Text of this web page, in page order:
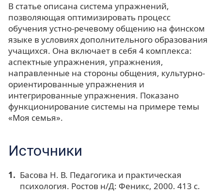
В статье описана система упражнений,
позволяющая оптимизировать процесс
обучения устно-речевому общению на финском
языке в условиях дополнительного образования
учащихся. Она включает в себя 4 комплекса:
аспектные упражнения, упражнения,
направленные на стороны общения, культурно-
ориентированные упражнения и
интегрированные упражнения. Показано
функционирование системы на примере темы
«Моя семья».
Источники
Басова Н. В. Педагогика и практическая
психология. Ростов н/Д: Феникс, 2000. 413 с.